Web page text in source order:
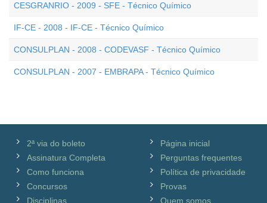
CESGRANRIO - 2009 - SFE - Técnico Químico
IF-CE - 2008 - IF-CE - Técnico Químico
CONSULPLAN - 2008 - CODEVASF - Técnico Químico
CONSULPLAN - 2007 - EMBRAPA - Técnico Químico
2ª via do boleto
Assinatura Completa
Como funciona
Concursos
Disciplinas
Página inicial
Perguntas frequentes
Política de privacidade
Provas
Quem somos